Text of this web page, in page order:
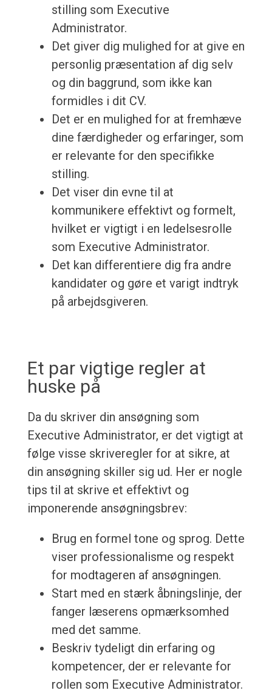
stilling som Executive
Administrator.
Det giver dig mulighed for at give en
personlig præsentation af dig selv
og din baggrund, som ikke kan
formidles i dit CV.
Det er en mulighed for at fremhæve
dine færdigheder og erfaringer, som
er relevante for den specifikke
stilling.
Det viser din evne til at
kommunikere effektivt og formelt,
hvilket er vigtigt i en ledelsesrolle
som Executive Administrator.
Det kan differentiere dig fra andre
kandidater og gøre et varigt indtryk
på arbejdsgiveren.
Et par vigtige regler at
huske på
Da du skriver din ansøgning som
Executive Administrator, er det vigtigt at
følge visse skriveregler for at sikre, at
din ansøgning skiller sig ud. Her er nogle
tips til at skrive et effektivt og
imponerende ansøgningsbrev:
Brug en formel tone og sprog. Dette
viser professionalisme og respekt
for modtageren af ansøgningen.
Start med en stærk åbningslinje, der
fanger læserens opmærksomhed
med det samme.
Beskriv tydeligt din erfaring og
kompetencer, der er relevante for
rollen som Executive Administrator.